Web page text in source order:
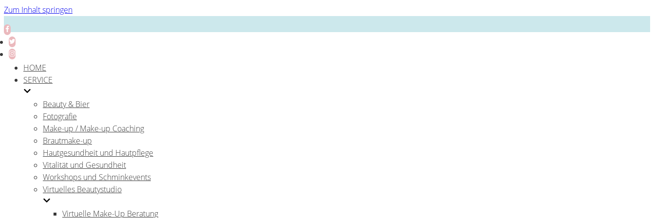
Zum Inhalt springen
HOME
SERVICE
Beauty & Bier
Fotografie
Make-up / Make-up Coaching
Brautmake-up
Hautgesundheit und Hautpflege
Vitalität und Gesundheit
Workshops und Schminkevents
Virtuelles Beautystudio
Virtuelle Make-Up Beratung